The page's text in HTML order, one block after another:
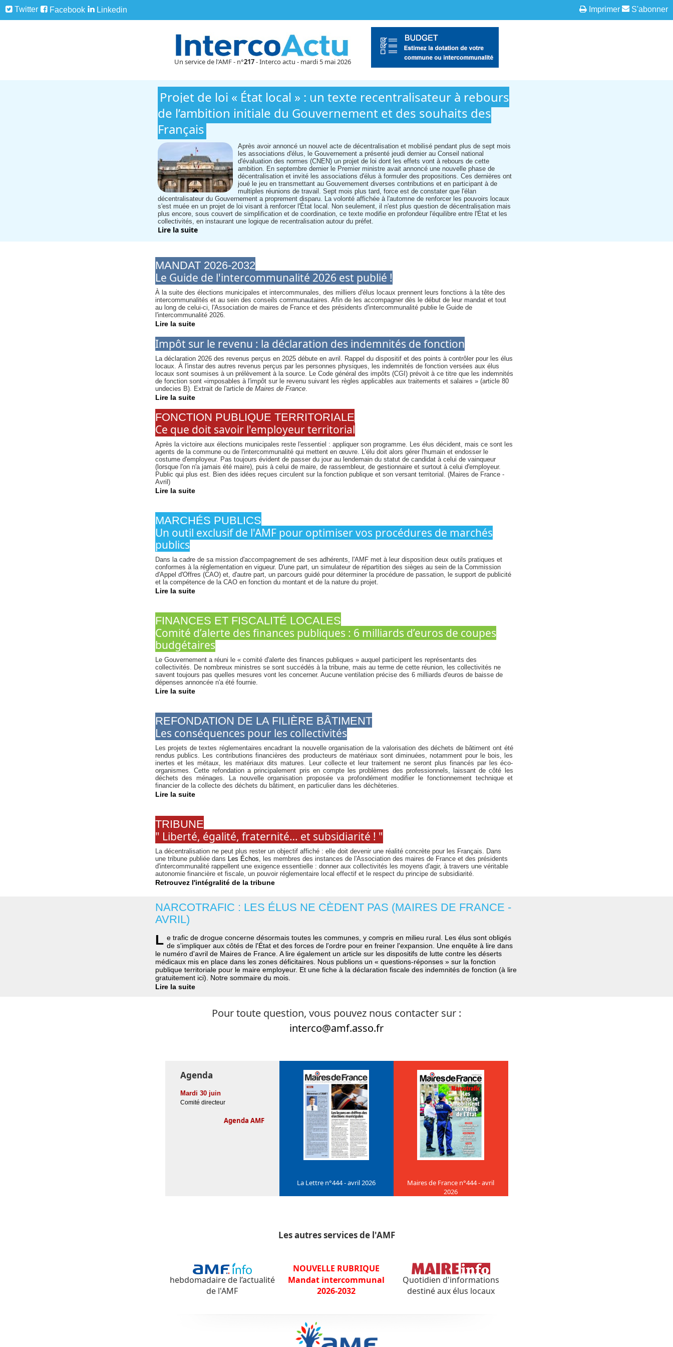
Twitter Facebook Linkedin Imprimer S'abonner
Un service de l'AMF - n°217- Interco actu - mardi 5 mai 2026
Projet de loi « État local » : un texte recentralisateur à rebours
de l’ambition initiale du Gouvernement et des souhaits des
Français
Après avoir annoncé un nouvel acte de décentralisation et mobilisé pendant plus de sept mois
les associations d'élus, le Gouvernement a présenté jeudi dernier au Conseil national
d'évaluation des normes (CNEN) un projet de loi dont les effets vont à rebours de cette
ambition. En septembre dernier le Premier ministre avait annoncé une nouvelle phase de
décentralisation et invité les associations d'élus à formuler des propositions. Ces dernières ont
joué le jeu en transmettant au Gouvernement diverses contributions et en participant à de
multiples réunions de travail. Sept mois plus tard, force est de constater que l'élan
décentralisateur du Gouvernement a proprement disparu. La volonté affichée à l'automne de renforcer les pouvoirs locaux
s'est muée en un projet de loi visant à renforcer l'État local. Non seulement, il n'est plus question de décentralisation mais
plus encore, sous couvert de simplification et de coordination, ce texte modifie en profondeur l'équilibre entre l'État et les
collectivités, en instaurant une logique de recentralisation autour du préfet.
Lire la suite
MANDAT 2026-2032
Le Guide de l'intercommunalité 2026 est publié !
À la suite des élections municipales et intercommunales, des milliers d'élus locaux prennent leurs fonctions à la tête des
intercommunalités et au sein des conseils communautaires. Afin de les accompagner dès le début de leur mandat et tout
au long de celui-ci, l'Association de maires de France et des présidents d'intercommunalité publie le Guide de
l'intercommunalité 2026.
Lire la suite
Impôt sur le revenu : la déclaration des indemnités de fonction
La déclaration 2026 des revenus perçus en 2025 débute en avril. Rappel du dispositif et des points à contrôler pour les élus
locaux. À l'instar des autres revenus perçus par les personnes physiques, les indemnités de fonction versées aux élus
locaux sont soumises à un prélèvement à la source. Le Code général des impôts (CGI) prévoit à ce titre que les indemnités
de fonction sont «imposables à l'impôt sur le revenu suivant les règles applicables aux traitements et salaires » (article 80
undecies B). Extrait de l'article de Maires de France.
Lire la suite
FONCTION PUBLIQUE TERRITORIALE
Ce que doit savoir l'employeur territorial
Après la victoire aux élections municipales reste l'essentiel : appliquer son programme. Les élus décident, mais ce sont les
agents de la commune ou de l'intercommunalité qui mettent en œuvre. L'élu doit alors gérer l'humain et endosser le
costume d'employeur. Pas toujours évident de passer du jour au lendemain du statut de candidat à celui de vainqueur
(lorsque l'on n'a jamais été maire), puis à celui de maire, de rassembleur, de gestionnaire et surtout à celui d'employeur.
Public qui plus est. Bien des idées reçues circulent sur la fonction publique et son versant territorial. (Maires de France -
Avril)
Lire la suite
MARCHÉS PUBLICS
Un outil exclusif de l'AMF pour optimiser vos procédures de marchés
publics
Dans la cadre de sa mission d'accompagnement de ses adhérents, l'AMF met à leur disposition deux outils pratiques et
conformes à la réglementation en vigueur. D'une part, un simulateur de répartition des sièges au sein de la Commission
d'Appel d'Offres (CAO) et, d'autre part, un parcours guidé pour déterminer la procédure de passation, le support de publicité
et la compétence de la CAO en fonction du montant et de la nature du projet.
Lire la suite
FINANCES ET FISCALITÉ LOCALES
Comité d’alerte des finances publiques : 6 milliards d’euros de coupes
budgétaires
Le Gouvernement a réuni le « comité d'alerte des finances publiques » auquel participent les représentants des
collectivités. De nombreux ministres se sont succédés à la tribune, mais au terme de cette réunion, les collectivités ne
savent toujours pas quelles mesures vont les concerner. Aucune ventilation précise des 6 milliards d'euros de baisse de
dépenses annoncée n'a été fournie.
Lire la suite
REFONDATION DE LA FILIÈRE BÂTIMENT
Les conséquences pour les collectivités
Les projets de textes réglementaires encadrant la nouvelle organisation de la valorisation des déchets de bâtiment ont été
rendus publics. Les contributions financières des producteurs de matériaux sont diminuées, notamment pour le bois, les
inertes et les métaux, les matériaux dits matures. Leur collecte et leur traitement ne seront plus financés par les éco-
organismes. Cette refondation a principalement pris en compte les problèmes des professionnels, laissant de côté les
déchets des ménages. La nouvelle organisation proposée va profondément modifier le fonctionnement technique et
financier de la collecte des déchets du bâtiment, en particulier dans les déchèteries.
Lire la suite
TRIBUNE
" Liberté, égalité, fraternité… et subsidiarité ! "
La décentralisation ne peut plus rester un objectif affiché : elle doit devenir une réalité concrète pour les Français. Dans
une tribune publiée dans Les Échos, les membres des instances de l'Association des maires de France et des présidents
d'intercommunalité rappellent une exigence essentielle : donner aux collectivités les moyens d'agir, à travers une véritable
autonomie financière et fiscale, un pouvoir réglementaire local effectif et le respect du principe de subsidiarité.
Retrouvez l'intégralité de la tribune
NARCOTRAFIC : LES ÉLUS NE CÈDENT PAS (MAIRES DE FRANCE -
AVRIL)
L e trafic de drogue concerne désormais toutes les communes, y compris en milieu rural. Les élus sont obligés
de s'impliquer aux côtés de l'État et des forces de l'ordre pour en freiner l'expansion. Une enquête à lire dans
le numéro d'avril de Maires de France. A lire également un article sur les dispositifs de lutte contre les déserts
médicaux mis en place dans les zones déficitaires. Nous publions un « questions-réponses » sur la fonction
publique territoriale pour le maire employeur. Et une fiche à la déclaration fiscale des indemnités de fonction (à lire
gratuitement ici). Notre sommaire du mois.
Lire la suite
Pour toute question, vous pouvez nous contacter sur :
interco@amf.asso.fr
Agenda
Mardi 30 juin
Comité directeur
Agenda AMF
La Lettre n°444 - avril 2026
Maires de France n°444 - avril
2026
Les autres services de l'AMF
NOUVELLE RUBRIQUE
hebdomadaire de l’actualité
de l'AMF
Mandat intercommunal
2026-2032
Quotidien d'informations
destiné aux élus locaux